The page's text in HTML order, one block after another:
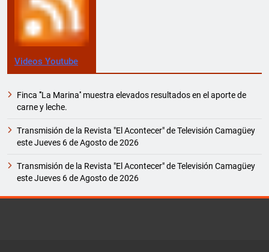
Videos Youtube
Finca '''La Marina'' muestra elevados resultados en el aporte de
carne y leche.
Transmisión de la Revista "El Acontecer" de Televisión Camagüey
este Jueves 6 de Agosto de 2026
Transmisión de la Revista "El Acontecer" de Televisión Camagüey
este Jueves 6 de Agosto de 2026